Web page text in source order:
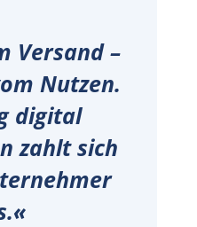
Versand –
Nutzen.
digital
zahlt sich